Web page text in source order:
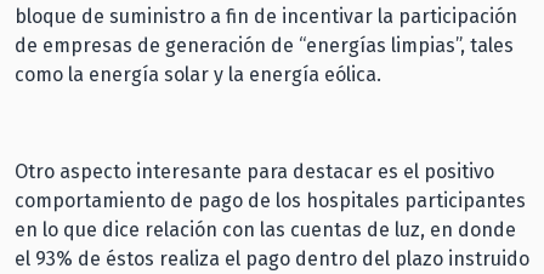
bloque de suministro a fin de incentivar la participación
de empresas de generación de “energías limpias”, tales
como la energía solar y la energía eólica.
Otro aspecto interesante para destacar es el positivo
comportamiento de pago de los hospitales participantes
en lo que dice relación con las cuentas de luz, en donde
el 93% de éstos realiza el pago dentro del plazo instruido